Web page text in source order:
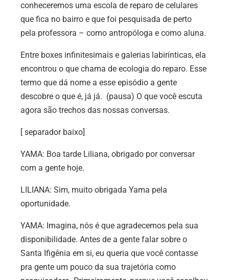
conheceremos uma escola de reparo de celulares
que fica no bairro e que foi pesquisada de perto
pela professora – como antropóloga e como aluna.
Entre boxes infinitesimais e galerias labirínticas, ela
encontrou o que chama de ecologia do reparo. Esse
termo que dá nome a esse episódio a gente
descobre o que é, já já. (pausa) O que você escuta
agora são trechos das nossas conversas.
[ separador baixo]
YAMA: Boa tarde Liliana, obrigado por conversar
com a gente hoje.
LILIANA: Sim, muito obrigada Yama pela
oportunidade.
YAMA: Imagina, nós é que agradecemos pela sua
disponibilidade. Antes de a gente falar sobre o
Santa Ifigênia em si, eu queria que você contasse
pra gente um pouco da sua trajetória como